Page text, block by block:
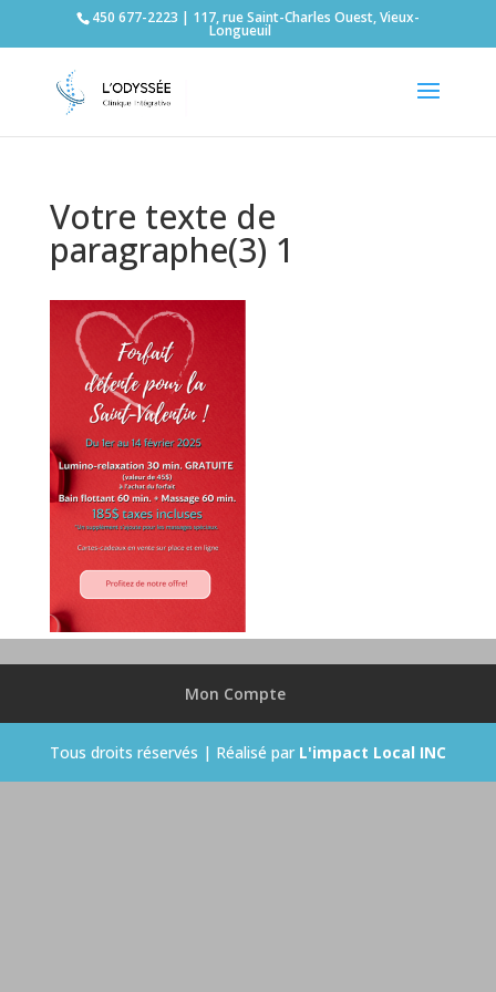
450 677-2223 | 117, rue Saint-Charles Ouest, Vieux-
Longueuil
Votre texte de
paragraphe(3) 1
Mon Compte
Tous droits réservés | Réalisé par L'impact Local INC